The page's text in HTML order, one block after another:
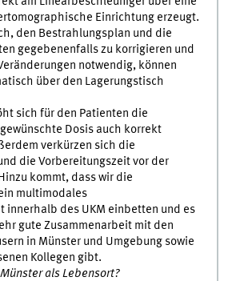
Einrichtung erzeugt.
den Bestrahlungsplan und die
gegebenenfalls zu korrigieren und
notwendig, können
über den Lagerungstisch
sich für den Patienten die
Dosis auch korrekt
verkürzen sich die
die Vorbereitungszeit vor der
kommt, dass wir die
multimodales
innerhalb des UKM einbetten und es
gute Zusammenarbeit mit den
in Münster und Umgebung sowie
Kollegen gibt.
als Lebensort?